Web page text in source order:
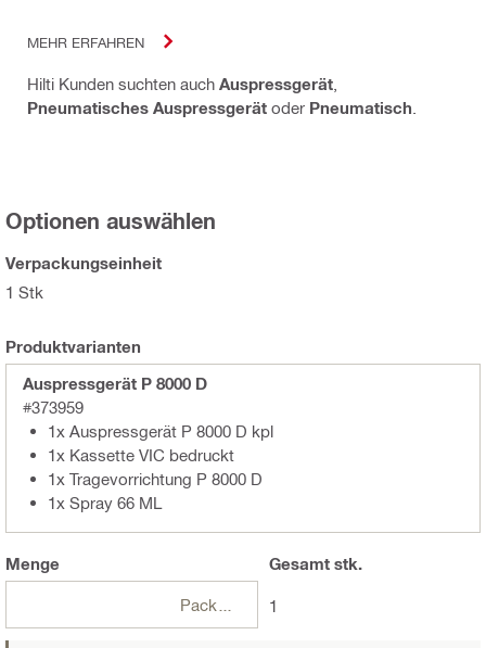
MEHR ERFAHREN
Hilti Kunden suchten auch Auspressgerät
Pneumatisches Auspressgerät oder Pneumatisch
Optionen auswählen
Verpackungseinheit
1 Stk
Produktvarianten
Auspressgerät P 8000 D
#373959
1x Auspressgerät P 8000 D kpl
1x Kassette VIC bedruckt
1x Tragevorrichtung P 8000 D
1x Spray 66 ML
Menge
Packungen
Gesamtstk.
1